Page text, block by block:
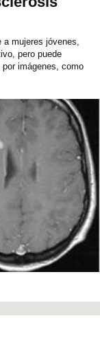
a mujeres jóvenes,
pero puede
imágenes, como